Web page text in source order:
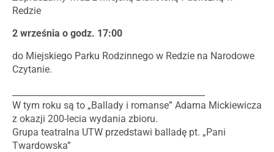
Redzie
2 września o godz. 17:00
do Miejskiego Parku Rodzinnego w Redzie na Narodowe
Czytanie.
W tym roku są to „Ballady i romanse” Adama Mickiewicza
z okazji 200-lecia wydania zbioru.
Grupa teatralna UTW przedstawi balladę pt. „Pani
Twardowska”